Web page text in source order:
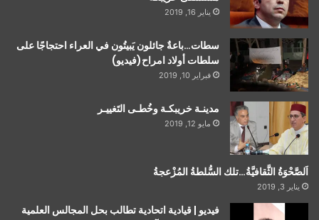
يناير 16, 2019
سطات…باعةٌ جائلون يَبيتُون في العراء احتجاجًا على
سلطات أولاد امراح(فيديو)
فبراير 10, 2019
مدينـة خريبكـة وخُطـى التَغييـر
مايو 12, 2019
اَلصَّحْوَةُ الثَّقافيَّةُ…تلك السُّلطةُ المُزْعجةُ
يناير 3, 2019
فيديو | قيادية اتحادية تطالب بحل المجالس العلمية